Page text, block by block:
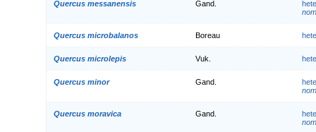
Quercus messanensis Gand.
Quercus microbalanos Boreau
Quercus microlepis Vuk.
Quercus minor Gand.
Quercus moravica Gand.